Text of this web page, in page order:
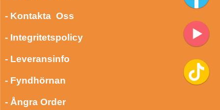
- Kontakta Oss
- Integritetspolicy
- Leveransinfo
- Fyndhörnan
- Ångra Order